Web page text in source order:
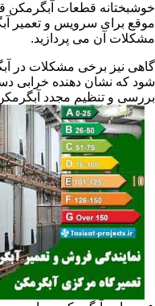
خوشبختانه قطعات آبگرمکن
موقع برای سرویس و تعمیر
مشکلات آن می پردازید.
گاهی نیز برخی مشکلات در
شود که نشان دهنده خرابی
بررسی و تنظیم مجدد